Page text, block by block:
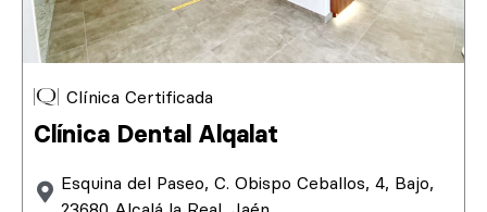
Clínica Certificada
Clínica Dental Alqalat
Esquina del Paseo, C. Obispo Ceballos, 4, Bajo,